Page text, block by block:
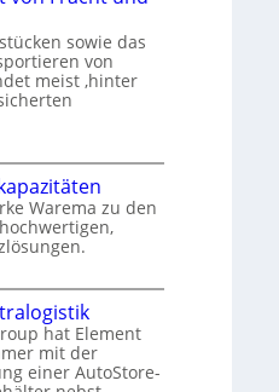
sowie das
von
meist ‚hinter
Warema zu den
hat Element
mit der
einer AutoStore-